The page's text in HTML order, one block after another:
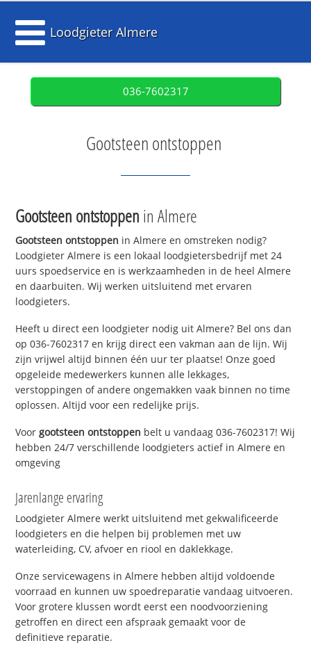
Loodgieter Almere
036-7602317
Gootsteen ontstoppen
Gootsteen ontstoppen in Almere
Gootsteen ontstoppen in Almere en omstreken nodig?
Loodgieter Almere is een lokaal loodgietersbedrijf met 24
uurs spoedservice en is werkzaamheden in de heel Almere
en daarbuiten. Wij werken uitsluitend met ervaren
loodgieters.
Heeft u direct een loodgieter nodig uit Almere? Bel ons dan
op 036-7602317 en krijg direct een vakman aan de lijn. Wij
zijn vrijwel altijd binnen één uur ter plaatse! Onze goed
opgeleide medewerkers kunnen alle lekkages,
verstoppingen of andere ongemakken vaak binnen no time
oplossen. Altijd voor een redelijke prijs.
Voorgootsteen ontstoppen belt u vandaag 036-7602317! Wij
hebben 24/7 verschillende loodgieters actief in Almere en
omgeving
Jarenlange ervaring
Loodgieter Almere werkt uitsluitend met gekwalificeerde
loodgieters en die helpen bij problemen met uw
waterleiding, CV, afvoer en riool en daklekkage.
Onze servicewagens in Almere hebben altijd voldoende
voorraad en kunnen uw spoedreparatie vandaag uitvoeren.
Voor grotere klussen wordt eerst een noodvoorziening
getroffen en direct een afspraak gemaakt voor de
definitieve reparatie.